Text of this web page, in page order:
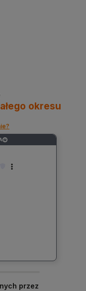
okresu
?
przez